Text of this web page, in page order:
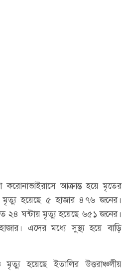
করোনাভাইরাসে আক্রান্ত হয়ে মৃতের
মৃত্যু হয়েছে ৫ হাজার ৪৭৬ জনের।
২৪ ঘন্টায় মৃত্যু হয়েছে ৬৫১ জনের।
এদের মধ্যে সুস্থ্য হয়ে বাড়ি
হয়েছে ইতালির উত্তরাঞ্চলীয়